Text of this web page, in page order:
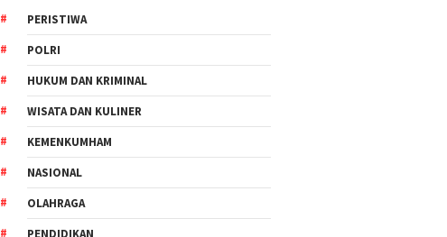
PERISTIWA
POLRI
HUKUM DAN KRIMINAL
WISATA DAN KULINER
KEMENKUMHAM
NASIONAL
OLAHRAGA
PENDIDIKAN